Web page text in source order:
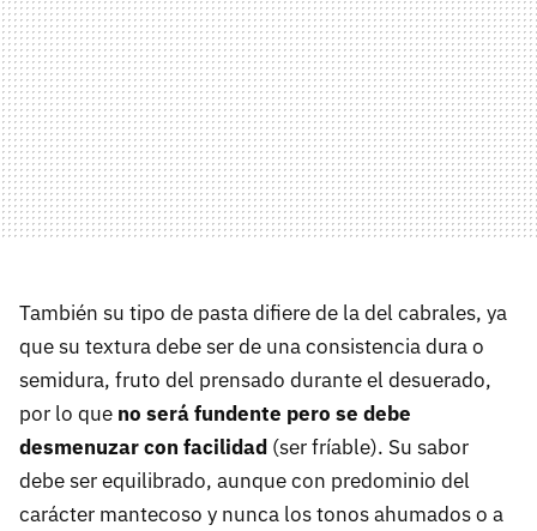
También su tipo de pasta difiere de la del cabrales, ya
que su textura debe ser de una consistencia dura o
semidura, fruto del prensado durante el desuerado,
por lo que no será fundente pero se debe
desmenuzar con facilidad (ser fríable). Su sabor
debe ser equilibrado, aunque con predominio del
carácter mantecoso y nunca los tonos ahumados o a